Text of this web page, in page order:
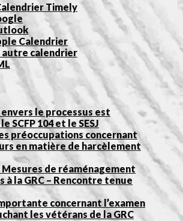
Timely
Calendrier
autre calendrier
envers le processus est
SCFP 104 et le SESJ
préoccupations concernant
en matière de harcèlement
Mesures de réaménagement
la GRC – Rencontre tenue
concernant l’examen
les vétérans de la GRC